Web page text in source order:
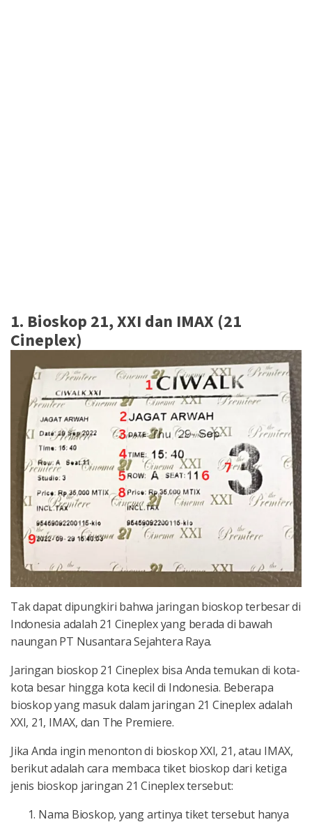
1. Bioskop 21, XXI dan IMAX (21
Cineplex)
Tak dapat dipungkiri bahwa jaringan bioskop terbesar di
Indonesia adalah 21 Cineplex yang berada di bawah
naungan PT Nusantara Sejahtera Raya.
Jaringan bioskop 21 Cineplex bisa Anda temukan di kota-
kota besar hingga kota kecil di Indonesia. Beberapa
bioskop yang masuk dalam jaringan 21 Cineplex adalah
XXI, 21, IMAX, dan The Premiere.
Jika Anda ingin menonton di bioskop XXI, 21, atau IMAX,
berikut adalah cara membaca tiket bioskop dari ketiga
jenis bioskop jaringan 21 Cineplex tersebut:
Nama Bioskop, yang artinya tiket tersebut hanya